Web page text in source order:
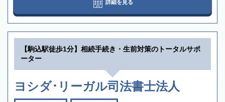
詳細を見る
【駒込駅徒歩1分】相続手続き・生前対策のトータルサポ
ーター
ヨシダ･リーガル司法書士法人